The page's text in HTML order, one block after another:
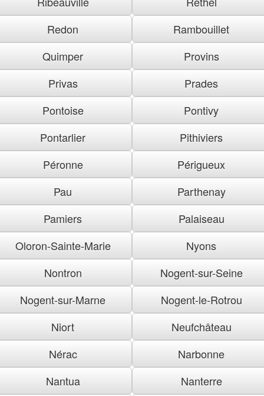
Redon
Rambouillet
Quimper
Provins
Privas
Prades
Pontoise
Pontivy
Pontarlier
Pithiviers
Péronne
Périgueux
Pau
Parthenay
Pamiers
Palaiseau
Oloron-Sainte-Marie
Nyons
Nontron
Nogent-sur-Seine
Nogent-sur-Marne
Nogent-le-Rotrou
Niort
Neufchâteau
Nérac
Narbonne
Nantua
Nanterre